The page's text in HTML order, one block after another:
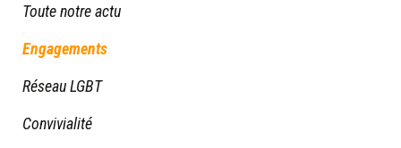
Toute notre actu
Engagements
Réseau LGBT
Convivialité